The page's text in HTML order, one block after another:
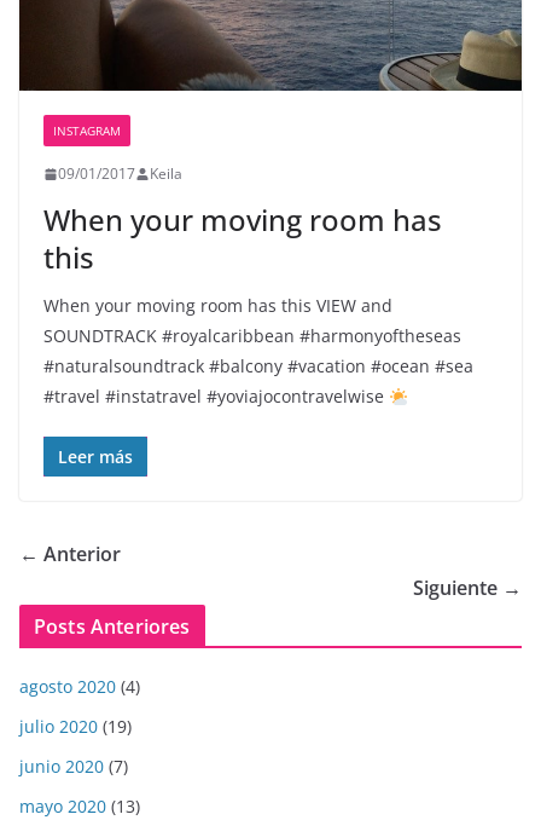
INSTAGRAM
09/01/2017 Keila
When your moving room has
this
When your moving room has this VIEW and
SOUNDTRACK #royalcaribbean #harmonyoftheseas
#naturalsoundtrack #balcony #vacation #ocean #sea
#travel #instatravel #yoviajocontravelwise
Leer más
← Anterior
Siguiente →
Posts Anteriores
agosto 2020 (4)
julio 2020 (19)
junio 2020 (7)
mayo 2020 (13)